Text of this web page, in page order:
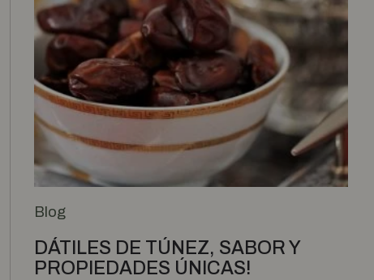
Blog
DÁTILES DE TÚNEZ, SABOR Y
PROPIEDADES ÚNICAS!